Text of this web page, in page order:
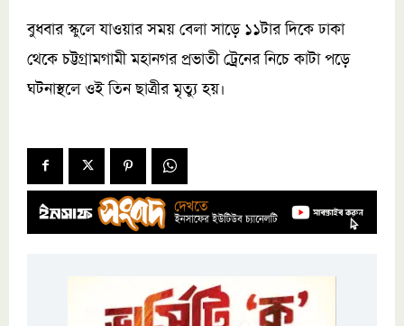
বুধবার স্কুলে যাওয়ার সময় বেলা সাড়ে ১১টার দিকে ঢাকা
থেকে চট্টগ্রামগামী মহানগর প্রভাতী ট্রেনের নিচে কাটা পড়ে
ঘটনাস্থলে ওই তিন ছাত্রীর মৃত্যু হয়।